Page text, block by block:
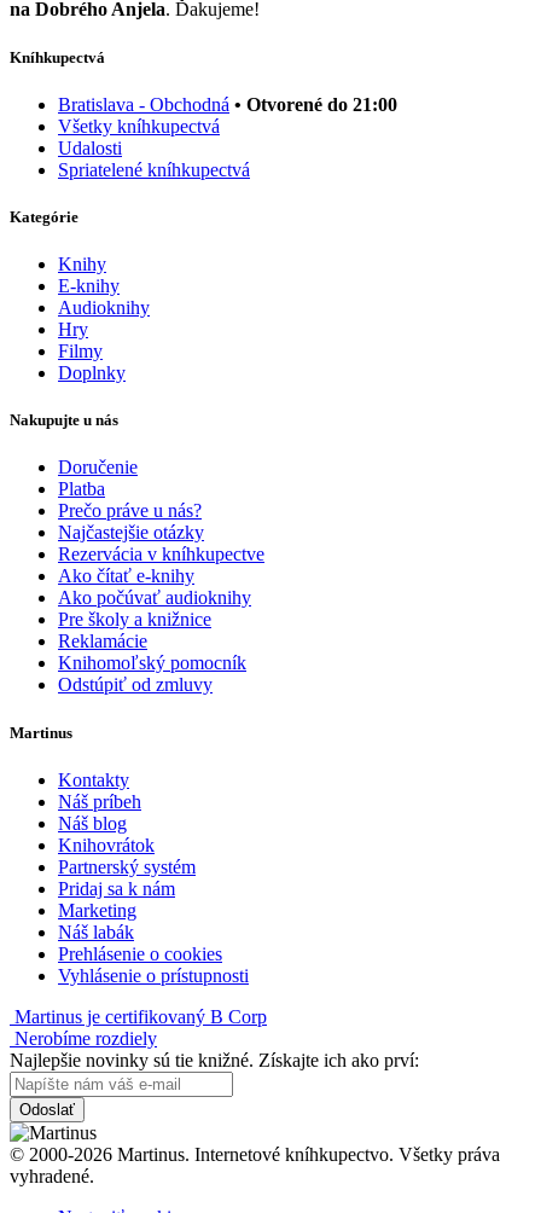
na Dobrého Anjela. Ďakujeme!
Kníhkupectvá
Bratislava - Obchodná • Otvorené do 21:00
Všetky kníhkupectvá
Udalosti
Spriatelené kníhkupectvá
Kategórie
Knihy
E-knihy
Audioknihy
Hry
Filmy
Doplnky
Nakupujte u nás
Doručenie
Platba
Prečo práve u nás?
Najčastejšie otázky
Rezervácia v kníhkupectve
Ako čítať e-knihy
Ako počúvať audioknihy
Pre školy a knižnice
Reklamácie
Knihomoľský pomocník
Odstúpiť od zmluvy
Martinus
Kontakty
Náš príbeh
Náš blog
Knihovrátok
Partnerský systém
Pridaj sa k nám
Marketing
Náš labák
Prehlásenie o cookies
Vyhlásenie o prístupnosti
Martinus je certifikovaný B Corp
Nerobíme rozdiely
Najlepšie novinky sú tie knižné. Získajte ich ako prví:
Odoslať
© 2000-2026 Martinus. Internetové kníhkupectvo. Všetky práva
vyhradené.